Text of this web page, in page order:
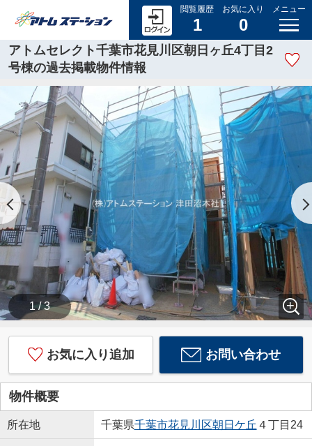
閲覧履歴
1
お気に入り
0
メニュー
アトムセレクト千葉市花見川区朝日ヶ丘4丁目2
号棟の過去掲載物件情報
1 / 3
お気に入り追加 お問い合わせ
物件概要
所在地 千葉県千葉市花見川区朝日ケ丘 ４丁目24